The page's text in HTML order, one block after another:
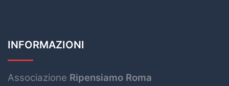
INFORMAZIONI
Associazione Ripensiamo Roma